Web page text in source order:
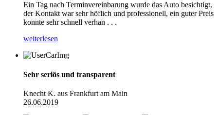
Ein Tag nach Terminvereinbarung wurde das Auto besichtigt,
der Kontakt war sehr höflich und professionell, ein guter Preis
konnte sehr schnell verhan . . .
weiterlesen
Sehr seriös und transparent
Knecht K. aus Frankfurt am Main
26.06.2019